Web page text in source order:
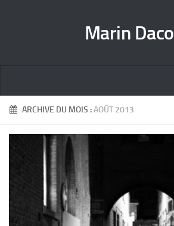
Marin
Home
Marin Dacos – National Open Science
Curriculum [FR]
Crédits
ARCHIVE DU MOIS :AOÛT 2013